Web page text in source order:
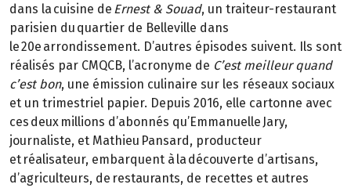
dans la cuisine de Ernest & Souad, un traiteur-restaurant
parisien du quartier de Belleville dans
le 20e arrondissement. D’autres épisodes suivent. Ils sont
réalisés par CMQCB, l’acronyme de C’est meilleur quand
c’est bon, une émission culinaire sur les réseaux sociaux
et un trimestriel papier. Depuis 2016, elle cartonne avec
ces deux millions d’abonnés qu’Emmanuelle Jary,
journaliste, et Mathieu Pansard, producteur
et réalisateur, embarquent à la découverte d’artisans,
d’agriculteurs, de restaurants, de recettes et autres